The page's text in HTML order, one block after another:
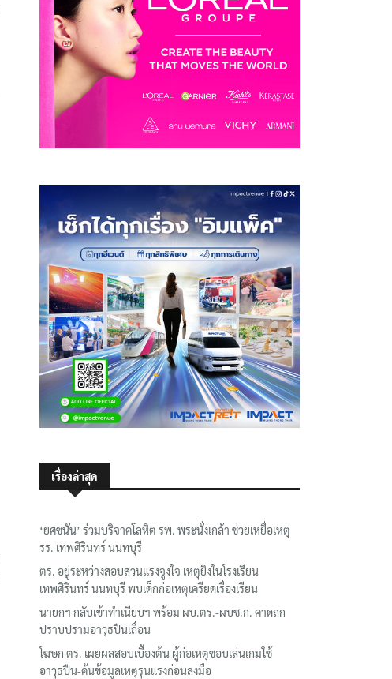
เรื่องล่าสุด
‘ยศชนัน’ ร่วมบริจาคโลหิต รพ. พระนั่งเกล้า ช่วยเหยื่อเหตุ
รร. เทพศิรินทร์ นนทบุรี
ตร. อยู่ระหว่างสอบสวนแรงจูงใจ เหตุยิงในโรงเรียน
เทพศิรินทร์ นนทบุรี พบเด็กก่อเหตุเครียดเรื่องเรียน
นายกฯ กลับเข้าทำเนียบฯ พร้อม ผบ.ตร.-ผบช.ก. คาดถก
ปราบปรามอาวุธปืนเถื่อน
โฆษก ตร. เผยผลสอบเบื้องต้น ผู้ก่อเหตุชอบเล่นเกมใช้
อาวุธปืน-ค้นข้อมูลเหตุรุนแรงก่อนลงมือ